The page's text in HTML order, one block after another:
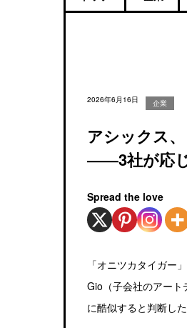
2026年6月16日 企業
アシックス
――3社が応
Spread the love
「オニツカタイガー
Gio（子会社のアー
に酷似すると判断し